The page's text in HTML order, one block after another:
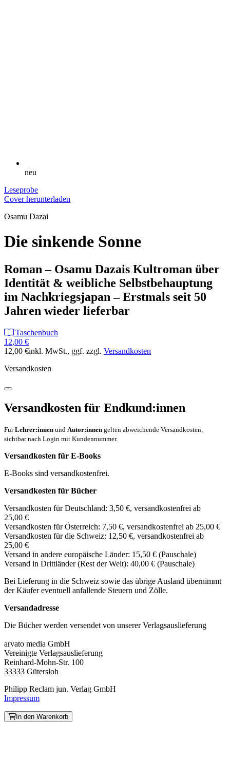
neu
Leseprobe
Cover herunterladen
Osamu Dazai
Die sinkende Sonne
Roman – Osamu Dazais Kultroman über
Identität & weibliche Selbstbehauptung
im Nachkriegsjapan – Erstmals seit 50
Jahren wieder lieferbar
Taschenbuch
12,00 €
12,00 €inkl. MwSt., ggf. zzgl. Versandkosten
Versandkosten
Versandkosten für Endkund:innen
FürLehrer:innen und Autor:innen gelten abweichende Versandkosten,
sichtbar nach Login mit Kundennummer.
Versandkosten für E-Books
E-Books sind versandkostenfrei.
Versandkosten für Bücher
Versandkosten für Deutschland: 3,50 €, versandkostenfrei ab
25,00 €
Versandkosten für Österreich: 7,50 €, versandkostenfrei ab 25,00 €
Versandkosten für die Schweiz: 12,50 €, versandkostenfrei ab
25,00 €
Versand in andere europäische Länder: 15,50 € (Pauschale)
Versand in Drittländer (Rest der Welt): 40,00 € (Pauschale)
Bei Lieferung in die Schweiz sowie das übrige Ausland übernimmt
der Käufer eventuell anfallende Steuern und Zölle.
Versandadresse
Die Bücher werden versendet von unserer Verlagsauslieferung
arvato media GmbH
Vereinigte Verlagsauslieferung
Reinhard-Mohn-Str. 100
33333 Gütersloh
Philipp Reclam jun. Verlag GmbH
Impressum
In den Warenkorb